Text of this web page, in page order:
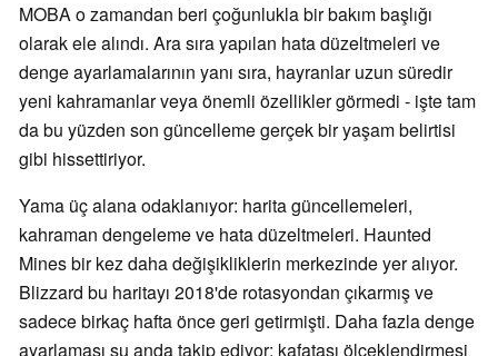
MOBA o zamandan beri çoğunlukla bir bakım başlığı
olarak ele alındı. Ara sıra yapılan hata düzeltmeleri ve
denge ayarlamalarının yanı sıra, hayranlar uzun süredir
yeni kahramanlar veya önemli özellikler görmedi - işte tam
da bu yüzden son güncelleme gerçek bir yaşam belirtisi
gibi hissettiriyor.
Yama üç alana odaklanıyor: harita güncellemeleri,
kahraman dengeleme ve hata düzeltmeleri. Haunted
Mines bir kez daha değişikliklerin merkezinde yer alıyor.
Blizzard bu haritayı 2018'de rotasyondan çıkarmış ve
sadece birkaç hafta önce geri getirmişti. Daha fazla denge
ayarlaması şu anda takip ediyor: kafatası ölçeklendirmesi